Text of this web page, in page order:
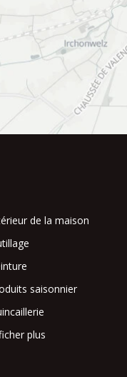
de la maison
saisonnier
plus